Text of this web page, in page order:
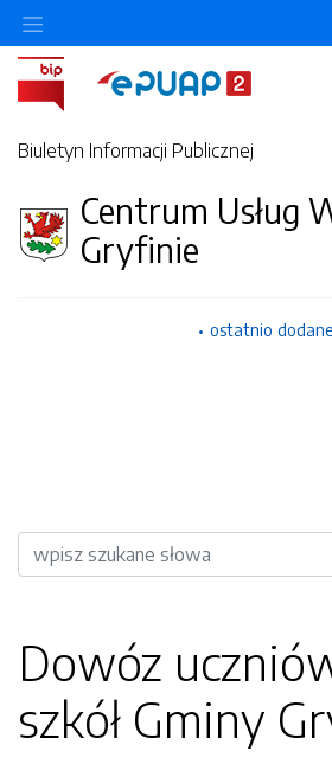
Biuletyn Informacji Publicznej
Centrum Usług
Gryfinie
ostatnio dodane
Wyszukiwarka
Dowóz
szkół Gminy